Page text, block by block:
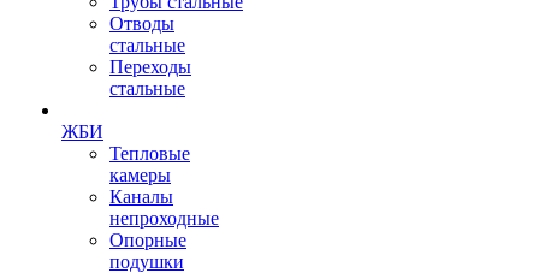
Отводы
стальные
Переходы
стальные
ЖБИ
Тепловые
камеры
Каналы
непроходные
Опорные
подушки